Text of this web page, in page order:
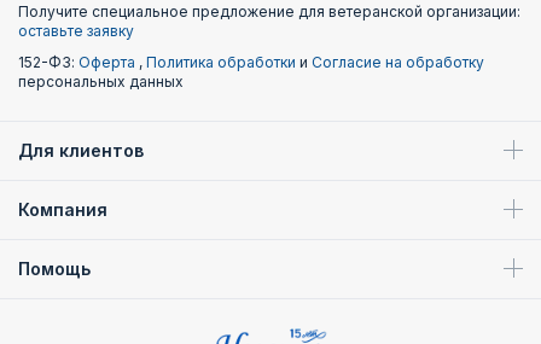
Получите специальное предложение для ветеранской организации:
оставьте заявку
152-ФЗ: Оферта , Политика обработки и Согласие на обработку
персональных данных
Для клиентов
Компания
Помощь